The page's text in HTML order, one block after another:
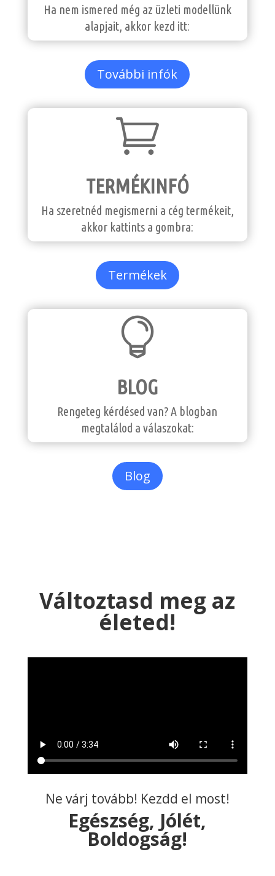
Ha nem ismered még az üzleti modellünk
alapjait, akkor kezd itt:
További infók

TERMÉKINFÓ
Ha szeretnéd megismerni a cég termékeit,
akkor kattints a gombra:
Termékek

BLOG
Rengeteg kérdésed van? A blogban
megtalálod a válaszokat:
Blog
Változtasd meg az
életed!
Ne várj tovább! Kezdd el most!
Egészség, Jólét,
Boldogság!